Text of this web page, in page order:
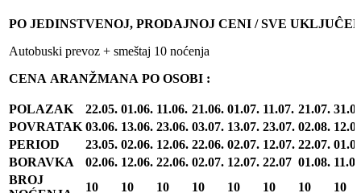
PO JEDINSTVENOJ, PRODAJNOJ CENI / SVE
Autobuski prevoz + smeštaj 10 noćenja
CENA ARANŽMANA PO OSOBI :
POLAZAK 22.05. 01.06. 11.06. 21.06. 01.07. 11.07. 21.07.
POVRATAK 03.06. 13.06. 23.06. 03.07. 13.07. 23.07. 02.08.
PERIOD
23.05. 02.06. 12.06. 22.06. 02.07. 12.07. 22.07.
BORAVKA
02.06. 12.06. 22.06. 02.07. 12.07. 22.07 01.08.
BROJ
10 10 10 10 10 10 10
10